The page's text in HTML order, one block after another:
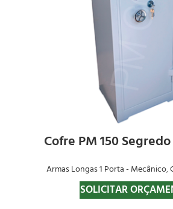
Cofre PM 150
Armas Longas 1 Porta - Mecânico,
SOLICITAR